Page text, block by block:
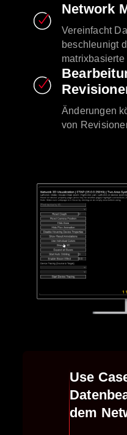
Network
Vereinfacht
beschleunigt
Änderungen
von
Use
dem